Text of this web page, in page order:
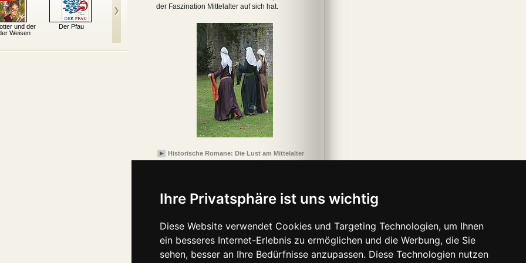
Ihre Privatsphäre ist uns wichtig
Diese Website verwendet Cookies und Targeting Technologien, um Ihnen
ein besseres Internet-Erlebnis zu ermöglichen und die Werbung, die Sie
sehen, besser an Ihre Bedürfnisse anzupassen. Diese Technologien nutzen
und der
Weisen
Der Pfau Das Spiel der Könige Hiobs Brüder
der Faszination Mittelalter auf sich hat.
Historische Romane: Die Lust am Mittelalter